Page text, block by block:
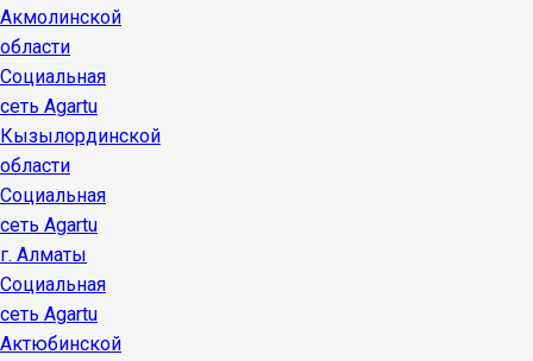
Акмолинской
области
Социальная
сеть Agartu
Кызылординской
области
Социальная
сеть Agartu
г. Алматы
Социальная
сеть Agartu
Актюбинской